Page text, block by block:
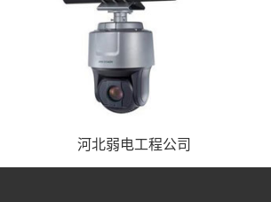
河北弱电工程公司